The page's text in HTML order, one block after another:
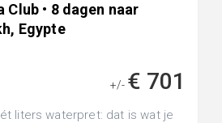
Club • 8 dagen naar
Egypte
+/- € 701
liters waterpret: dat is wat je